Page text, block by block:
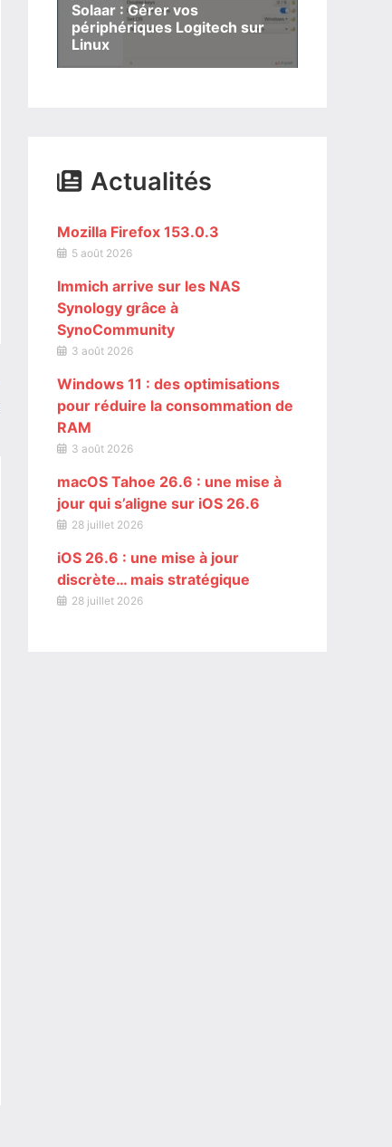
Solaar : Gérer vos
périphériques Logitech sur
Linux
Actualités
Mozilla Firefox 153.0.3
5 août 2026
Immich arrive sur les NAS
Synology grâce à
SynoCommunity
3 août 2026
Windows 11 : des optimisations
pour réduire la consommation de
RAM
3 août 2026
macOS Tahoe 26.6 : une mise à
jour qui s’aligne sur iOS 26.6
28 juillet 2026
iOS 26.6 : une mise à jour
discrète… mais stratégique
28 juillet 2026